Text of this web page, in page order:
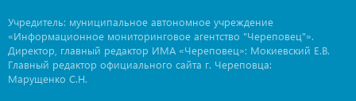
Учредитель: муниципальное автономное учреждение
«Информационное мониторинговое агентство "Череповец"».
Директор, главный редактор ИМА «Череповец»: Мокиевский Е.В.
Главный редактор официального сайта г. Череповца:
Марущенко С.Н.